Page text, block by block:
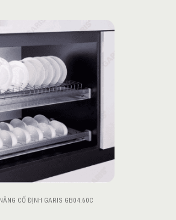
wishlist
CỐ ĐỊNH GARIS GB04.60C